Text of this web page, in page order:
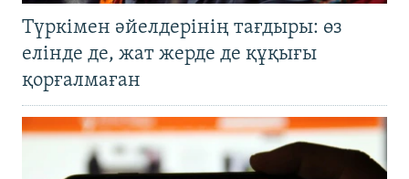
Түркімен әйелдерінің тағдыры: өз
елінде де, жат жерде де құқығы
қорғалмаған